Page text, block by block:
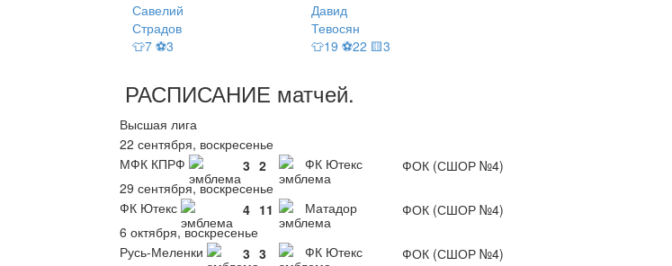
Савелий
Страдов
👕7 ⚽3
Давид
Тевосян
👕19 ⚽22 🟨3
РАСПИСАНИЕ матчей.
Высшая лига
22 сентября, воскресенье
МФК КПРФ
3 2 ФК Ютекс
ФОК (СШОР №4)
29 сентября, воскресенье
ФК Ютекс
4 11 Матадор
ФОК (СШОР №4)
6 октября, воскресенье
Русь-Меленки
3 3 ФК Ютекс
ФОК (СШОР №4)